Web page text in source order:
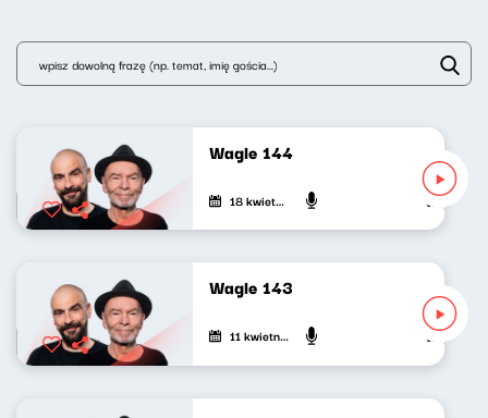
Wagle 144
18 kwietnia 2023 Wojciech
Wagle 143
11 kwietnia 2023 Wojciech